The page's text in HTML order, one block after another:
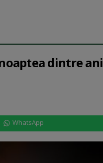
dintre ani
WhatsApp